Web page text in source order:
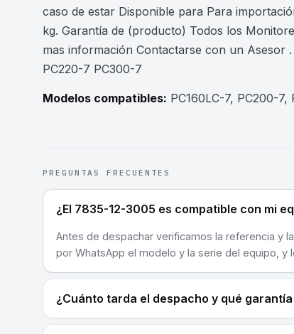
caso de estar Disponible para Para
kg. Garantía de (producto) Todos los
mas información Contactarse con un Asesor
PC220-7 PC300-7
Modelos compatibles: PC160LC-7, PC200-7,
PREGUNTAS FRECUENTES
¿El 7835-12-3005 es compatible con mi
Antes de despachar verificamos la referencia y
por WhatsApp el modelo y la serie del equipo,
¿Cuánto tarda el despacho y qué